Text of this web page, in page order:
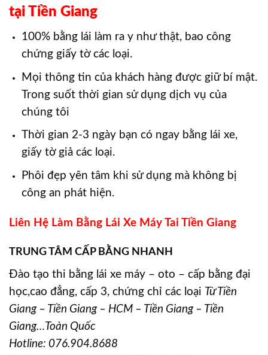
tại Tiền Giang
100% bằng lái làm ra y như thật, bao công
chứng giấy tờ các loại.
Mọi thông tin của khách hàng được giữ bí mật.
Trong suốt thời gian sử dụng dịch vụ của
chúng tôi
Thời gian 2-3 ngày bạn có ngay bằng lái xe,
giấy tờ giả các loại.
Phôi đẹp yên tâm khi sử dụng mà không bị
công an phát hiện.
Liên Hệ Làm Bằng Lái Xe Máy Tai Tiền Giang
TRUNG TÂM CẤP BẰNG NHANH
Đào tạo thi bằng lái xe máy – oto – cấp bằng đại
học,cao đẳng, cấp 3, chứng chỉ các loại Từ Tiền
Giang – Tiền Giang – HCM – Tiền Giang – Tiền
Giang…Toàn Quốc
Hotline: 076.904.8688